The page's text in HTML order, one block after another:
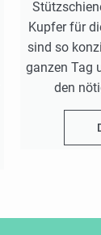
Kupfer für
sind so
ganzen Tag
den